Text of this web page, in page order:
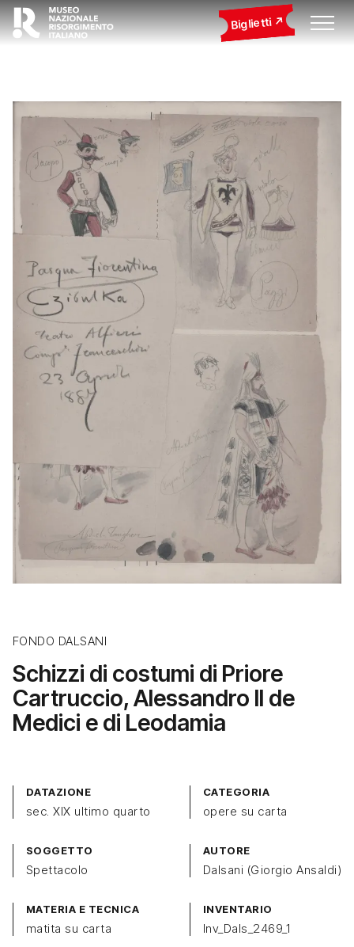
Biglietti
FONDO DALSANI
Schizzi di costumi di Priore
Cartruccio, Alessandro II de
Medici e di Leodamia
DATAZIONE
sec. XIX ultimo quarto
CATEGORIA
opere su carta
SOGGETTO
Spettacolo
AUTORE
Dalsani (Giorgio Ansaldi)
MATERIA E TECNICA
matita su carta
INVENTARIO
Inv_Dals_2469_1